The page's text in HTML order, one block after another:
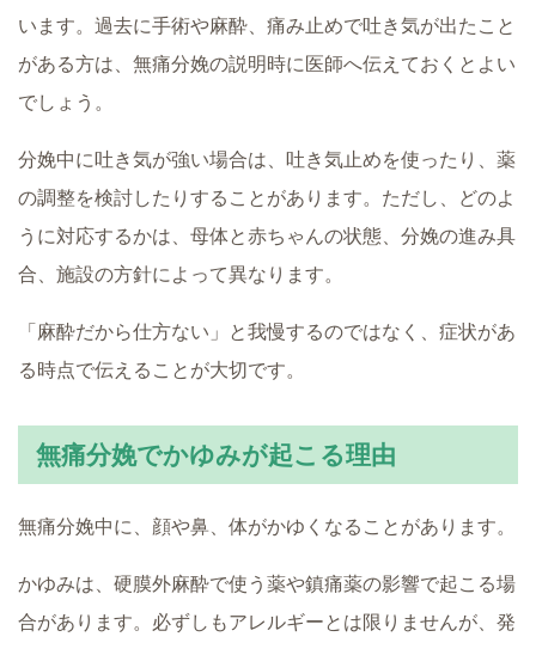
います。過去に手術や麻酔、痛み止めで吐き気が出たこと
がある方は、無痛分娩の説明時に医師へ伝えておくとよい
でしょう。
分娩中に吐き気が強い場合は、吐き気止めを使ったり、薬
の調整を検討したりすることがあります。ただし、どのよ
うに対応するかは、母体と赤ちゃんの状態、分娩の進み具
合、施設の方針によって異なります。
「麻酔だから仕方ない」と我慢するのではなく、症状があ
る時点で伝えることが大切です。
無痛分娩でかゆみが起こる理由
無痛分娩中に、顔や鼻、体がかゆくなることがあります。
かゆみは、硬膜外麻酔で使う薬や鎮痛薬の影響で起こる場
合があります。必ずしもアレルギーとは限りませんが、発